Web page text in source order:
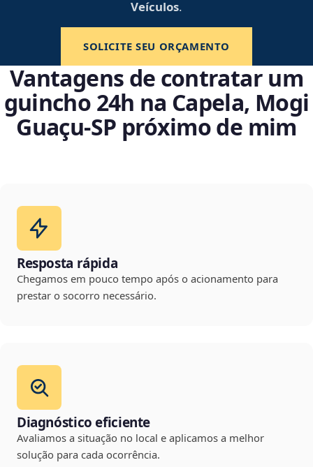
Veículos.
SOLICITE SEU ORÇAMENTO
Vantagens de contratar um
guincho 24h na Capela, Mogi
Guaçu‑SP próximo de mim
Resposta rápida
Chegamos em pouco tempo após o acionamento para
prestar o socorro necessário.
Diagnóstico eficiente
Avaliamos a situação no local e aplicamos a melhor
solução para cada ocorrência.